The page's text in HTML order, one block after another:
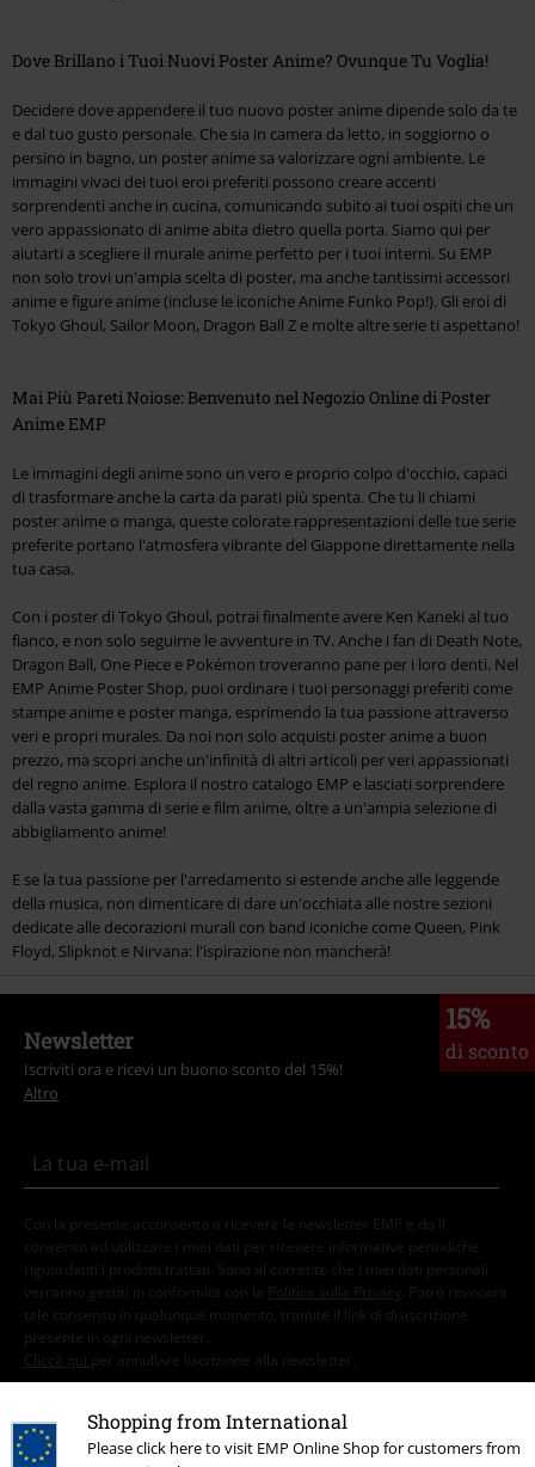
Shopping from International
Please click here to visit EMP Online Shop for customers from
Dove Brillano i Tuoi Nuovi Poster Anime? Ovunque Tu Voglia!
Decidere dove appendere il tuo nuovo poster anime dipende solo da te
e dal tuo gusto personale. Che sia in camera da letto, in soggiorno o
persino in bagno, un poster anime sa valorizzare ogni ambiente. Le
immagini vivaci dei tuoi eroi preferiti possono creare accenti
sorprendenti anche in cucina, comunicando subito ai tuoi ospiti che un
vero appassionato di anime abita dietro quella porta. Siamo qui per
aiutarti a scegliere il murale anime perfetto per i tuoi interni. Su EMP
non solo trovi un'ampia scelta di poster, ma anche tantissimi accessori
anime e figure anime (incluse le iconiche Anime Funko Pop!). Gli eroi di
Tokyo Ghoul, Sailor Moon, Dragon Ball Z e molte altre serie ti aspettano!
Mai Più Pareti Noiose: Benvenuto nel Negozio Online di Poster
Anime EMP
Le immagini degli anime sono un vero e proprio colpo d'occhio, capaci
di trasformare anche la carta da parati più spenta. Che tu li chiami
poster anime o manga, queste colorate rappresentazioni delle tue serie
preferite portano l'atmosfera vibrante del Giappone direttamente nella
tua casa.
Con i poster di Tokyo Ghoul, potrai finalmente avere Ken Kaneki al tuo
fianco, e non solo seguirne le avventure in TV. Anche i fan di Death Note,
Dragon Ball, One Piece e Pokémon troveranno pane per i loro denti. Nel
EMP Anime Poster Shop, puoi ordinare i tuoi personaggi preferiti come
stampe anime e poster manga, esprimendo la tua passione attraverso
veri e propri murales. Da noi non solo acquisti poster anime a buon
prezzo, ma scopri anche un'infinità di altri articoli per veri appassionati
del regno anime. Esplora il nostro catalogo EMP e lasciati sorprendere
dalla vasta gamma di serie e film anime, oltre a un'ampia selezione di
abbigliamento anime!
E se la tua passione per l'arredamento si estende anche alle leggende
della musica, non dimenticare di dare un'occhiata alle nostre sezioni
dedicate alle decorazioni murali con band iconiche come Queen, Pink
Floyd, Slipknot e Nirvana: l'ispirazione non mancherà!
15%
di sconto
Newsletter
Iscriviti ora e ricevi un buono sconto del 15%!
Altro
Con la presente acconsento a ricevere le newsletter EMP e do il
consenso ad utilizzare i miei dati per ricevere informative periodiche
riguardanti i prodotti trattati. Sono al corrente che i miei dati personali
verranno gestiti in conformità con la
Politica sulla Privacy
. Potrò revocare
tale consenso in qualunque momento, tramite il link di disiscrizione
presente in ogni newsletter.
Clicca qui per annullare liscrizione alla newsletter.
Iscriviti